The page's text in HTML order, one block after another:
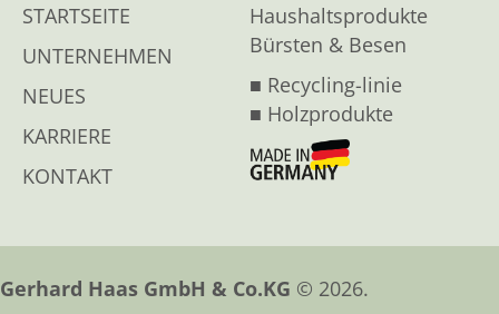
STARTSEITE
UNTERNEHMEN
NEUES
KARRIERE
KONTAKT
Haushaltsprodukte
Bürsten & Besen
■ Recycling-linie
■ Holzprodukte
Gerhard Haas GmbH & Co.KG © 2026.